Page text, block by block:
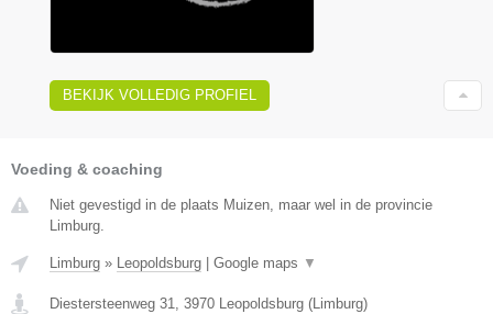
BEKIJK VOLLEDIG PROFIEL
Voeding & coaching
Niet gevestigd in de plaats Muizen, maar wel in de provincie
Limburg.
Limburg » Leopoldsburg Google maps ▼
Diestersteenweg 31, 3970 Leopoldsburg (Limburg)